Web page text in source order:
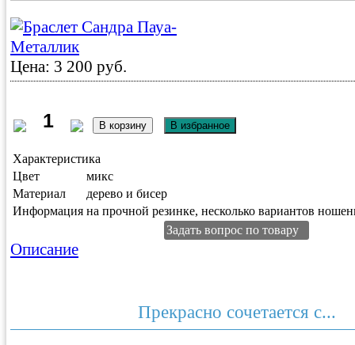
Цена: 3 200 руб.
Характеристика
Цвет
микс
Материал
дерево и бисер
Информация на прочной резинке, несколько вариантов
Задать вопрос по товару
Описание
Прекрасно сочетается с...